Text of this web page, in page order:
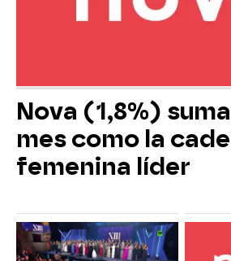
Nova (1,8%)
mes como la
femenina líder